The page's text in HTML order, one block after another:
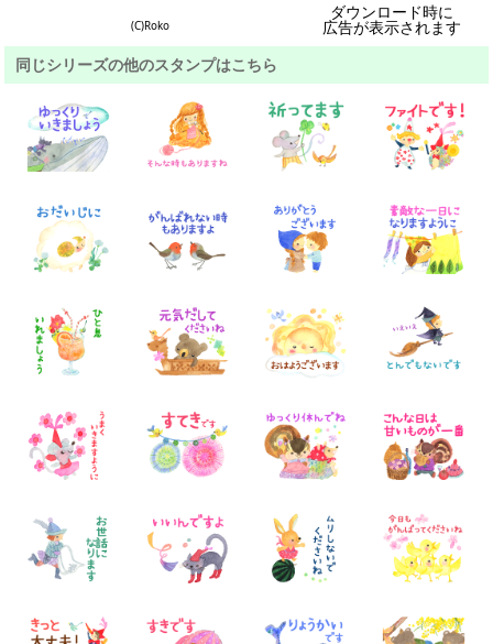
(C)Roko
ダウンロード時に
広告が表示されます
同じシリーズの他のスタンプはこちら